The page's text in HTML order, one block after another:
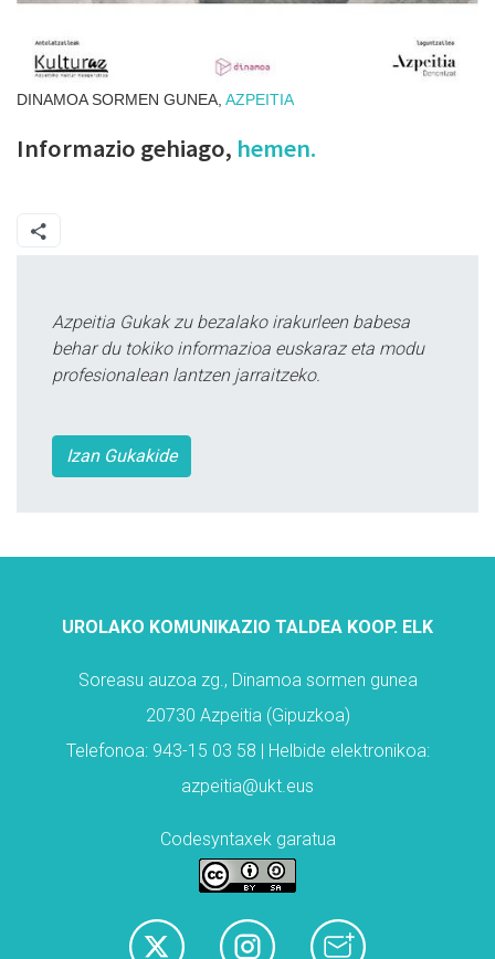
DINAMOA SORMEN GUNEA, AZPEITIA
Informazio gehiago, hemen.
Azpeitia Gukak zu bezalako irakurleen babesa
behar du tokiko informazioa euskaraz eta modu
profesionalean lantzen jarraitzeko.
Izan Gukakide
UROLAKO KOMUNIKAZIO TALDEA KOOP. ELK
Soreasu auzoa zg., Dinamoa sormen gunea
20730 Azpeitia (Gipuzkoa)
Telefonoa: 943-15 03 58 | Helbide elektronikoa:
azpeitia@ukt.eus
Codesyntaxek garatua